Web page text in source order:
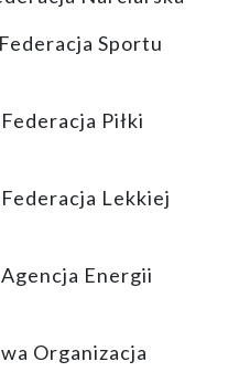
Sportu
Piłki
Lekkiej
Energii
Organizacja